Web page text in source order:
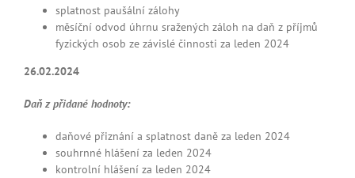
splatnost paušální zálohy
měsíční odvod úhrnu sražených záloh na daň z příjmů
fyzických osob ze závislé činnosti za leden 2024
26.02.2024
Daň z přidané hodnoty:
daňové přiznání a splatnost daně za leden 2024
souhrnné hlášení za leden 2024
kontrolní hlášení za leden 2024